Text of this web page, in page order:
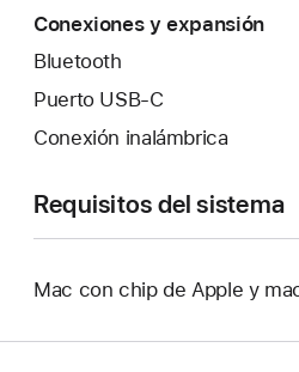
Conexiones y expansión
Bluetooth
Puerto USB‑C
Conexión inalámbrica
Requisitos del sistema
Mac con chip de Apple y